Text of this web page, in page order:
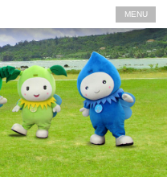
MENU